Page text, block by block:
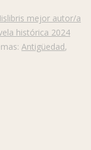
mejor autor/a
histórica 2024
Antigüedad,